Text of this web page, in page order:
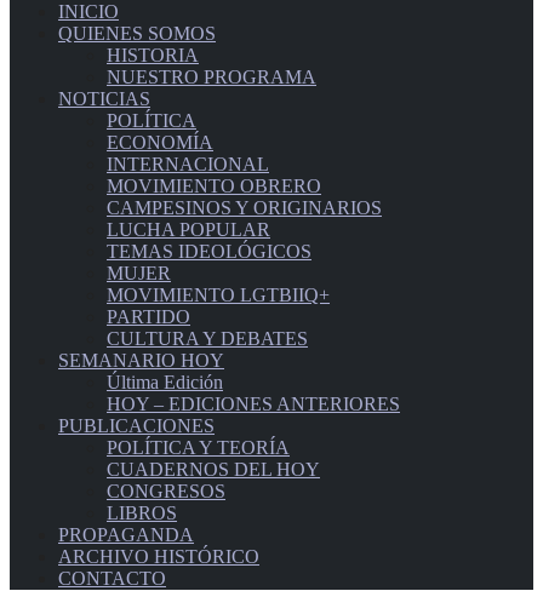
INICIO
QUIENES SOMOS
HISTORIA
NUESTRO PROGRAMA
NOTICIAS
POLÍTICA
ECONOMÍA
INTERNACIONAL
MOVIMIENTO OBRERO
CAMPESINOS Y ORIGINARIOS
LUCHA POPULAR
TEMAS IDEOLÓGICOS
MUJER
MOVIMIENTO LGTBIIQ+
PARTIDO
CULTURA Y DEBATES
SEMANARIO HOY
Última Edición
HOY – EDICIONES ANTERIORES
PUBLICACIONES
POLÍTICA Y TEORÍA
CUADERNOS DEL HOY
CONGRESOS
LIBROS
PROPAGANDA
ARCHIVO HISTÓRICO
CONTACTO